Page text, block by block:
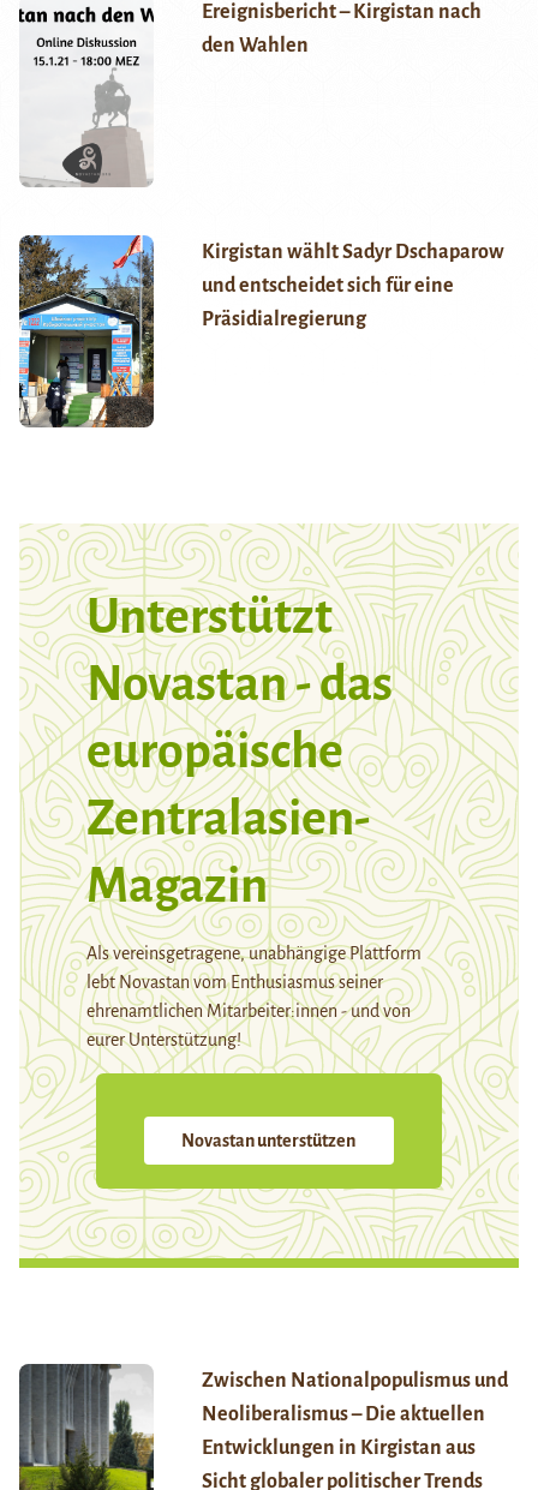
Ereignisbericht – Kirgistan nach
den Wahlen
Kirgistan wählt Sadyr Dschaparow
und entscheidet sich für eine
Präsidialregierung
Unterstützt
Novastan - das
europäische
Zentralasien-
Magazin
Als vereinsgetragene, unabhängige Plattform
lebt Novastan vom Enthusiasmus seiner
ehrenamtlichen Mitarbeiter:innen - und von
eurer Unterstützung!
Novastan unterstützen
Zwischen Nationalpopulismus und
Neoliberalismus – Die aktuellen
Entwicklungen in Kirgistan aus
Sicht globaler politischer Trends